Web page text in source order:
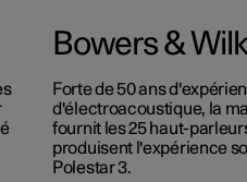
Bowers &
Forte de 50 ans
d'électroacoustique, la
fournit les 25 haut-
produisent l'expérience
Polestar 3.